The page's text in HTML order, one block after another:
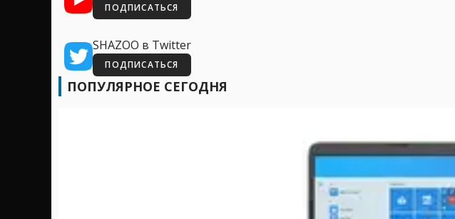
ПОДПИСАТЬСЯ
SHAZOO в Twitter
ПОДПИСАТЬСЯ
ПОПУЛЯРНОЕ СЕГОДНЯ